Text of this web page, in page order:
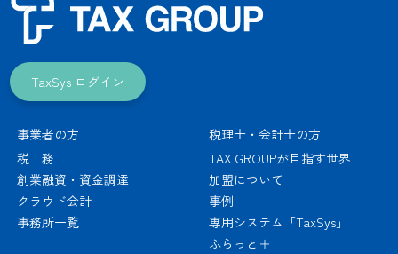
TaxSys ログイン
事業者の方
税 務
創業融資・資金調達
クラウド会計
事務所一覧
税理士・会計士の方
TAX GROUPが目指す世界
加盟について
事例
専用システム「TaxSys」
ふらっと＋